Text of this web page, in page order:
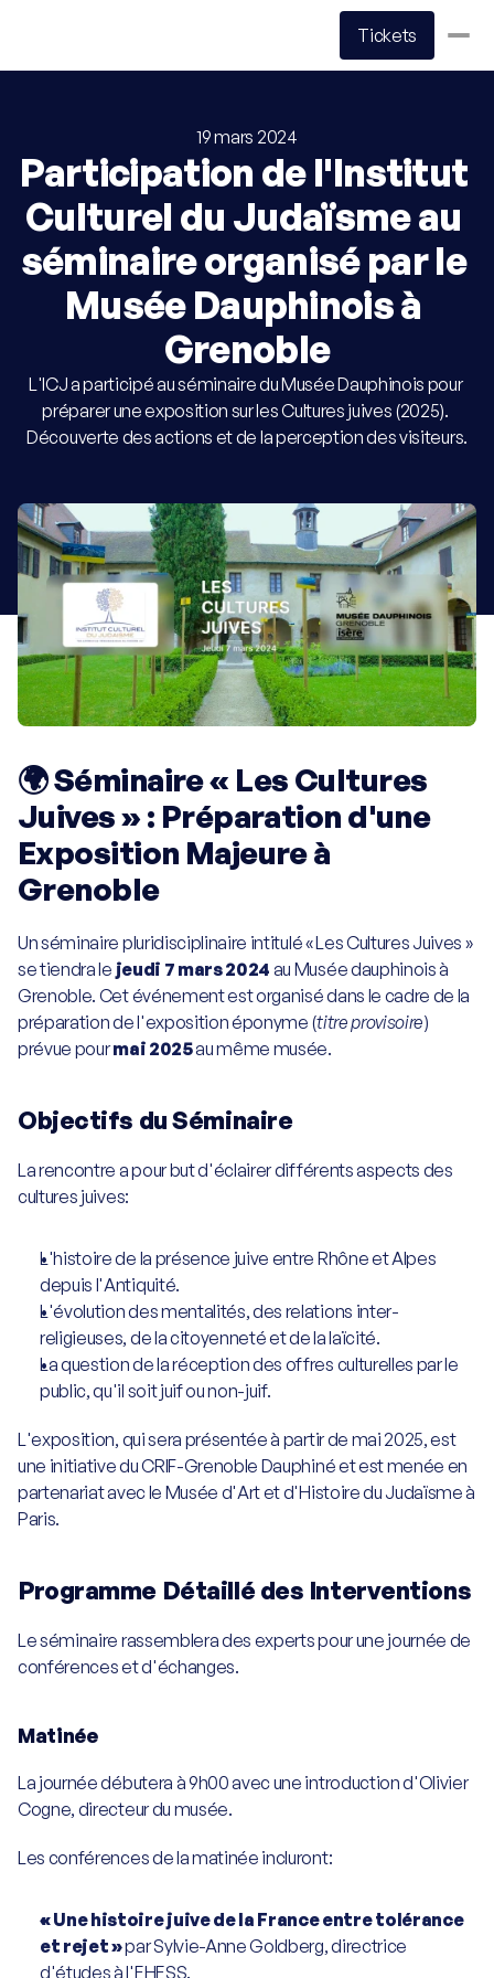
Tickets
Actualités
Contact
Organiser sa visite
Tarifs & réservations
Horaires & accès
Programme de la visite
Plan de la visite
Charte du visiteur
Informations visiteurs
Écoles
Enseignants
Groupes & associations
Visite libre
Découvrir l'Institut
Grande Synagogue de Lyon
Néveh Chalom
Partenaires
Soutenir l'Institut
Développement
Faire un don
19 mars 2024
Participation de l'Institut
Culturel du Judaïsme au
séminaire organisé par le
Musée Dauphinois à
Grenoble
L'ICJ a participé au séminaire du Musée Dauphinois pour
préparer une exposition sur les Cultures juives (2025).
Découverte des actions et de la perception des visiteurs.
🌍 Séminaire « Les Cultures
Juives » : Préparation d'une
Exposition Majeure à
Grenoble
Un séminaire pluridisciplinaire intitulé « Les Cultures Juives »
se tiendra le jeudi 7 mars 2024 au Musée dauphinois à
Grenoble. Cet événement est organisé dans le cadre de la
préparation de l'exposition éponyme (titre provisoire)
prévue pour mai 2025 au même musée.
Objectifs du Séminaire
La rencontre a pour but d'éclairer différents aspects des
cultures juives:
L'histoire de la présence juive entre Rhône et Alpes
depuis l'Antiquité.
L'évolution des mentalités, des relations inter-
religieuses, de la citoyenneté et de la laïcité.
La question de la réception des offres culturelles par le
public, qu'il soit juif ou non-juif.
L'exposition, qui sera présentée à partir de mai 2025, est
une initiative du CRIF-Grenoble Dauphiné et est menée en
partenariat avec le Musée d'Art et d'Histoire du Judaïsme à
Paris.
Programme Détaillé des Interventions
Le séminaire rassemblera des experts pour une journée de
conférences et d'échanges.
Matinée
La journée débutera à 9h00 avec une introduction d'Olivier
Cogne, directeur du musée.
Les conférences de la matinée incluront:
« Une histoire juive de la France entre tolérance
et rejet » par Sylvie-Anne Goldberg, directrice
d'études à l'EHESS.